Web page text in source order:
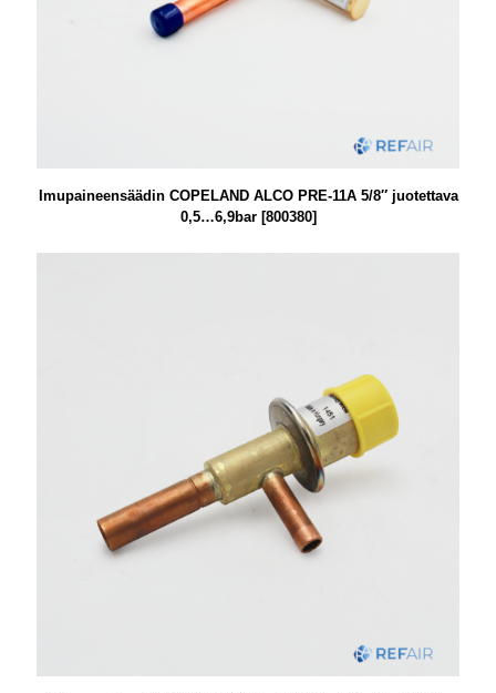
Imupaineensäädin COPELAND ALCO PRE-11A 5/8″ juotettava
0,5…6,9bar [800380]